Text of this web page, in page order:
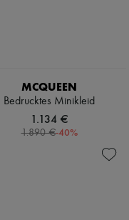
MCQUEEN
Bedrucktes Minikleid
1.134 €
1.890 €-40%